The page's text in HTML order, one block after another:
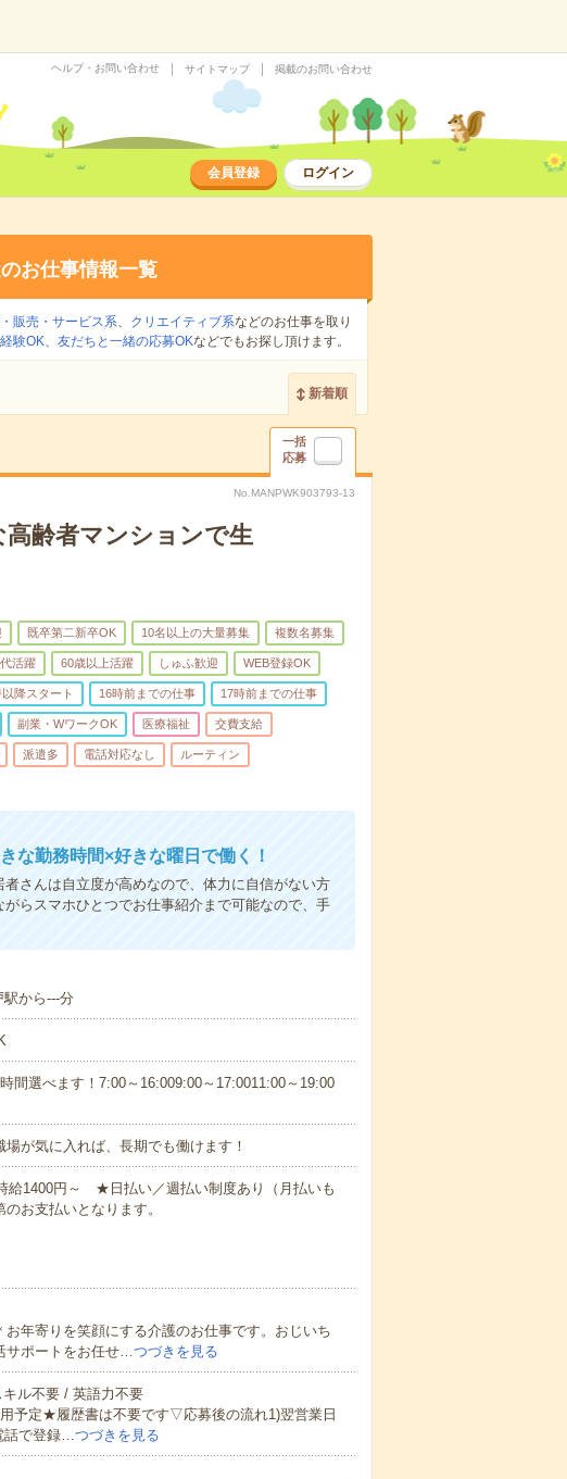
ヘルプ・お問い合わせ サイトマップ 掲載のお問い合わせ
会員登録 ログイン
お仕事情報一覧
販売・サービス系、 クリエイティブ系などのお仕事を取り
験OK、 友だちと一緒の応募OKなどでもお探し頂けます。
新着順
一括
応募
No.MANPWK903793-13
齢者マンションで生
既卒第二新卒OK 10名以上の大量募集 複数名募集
活躍 60歳以上活躍 しゅふ歓迎 WEB登録OK
降スタート 16時前までの仕事 17時前までの仕事
副業・WワークOK 医療福祉 交費支給
派遣多 電話対応なし ルーティン
な勤務時間×好きな曜日で働く！
さんは自立度が高めなので、体力に自信がない方
らスマホひとつでお仕事紹介まで可能なので、手
から---分
選べます！7:00～16:009:00～17:0011:00～19:00
気に入れば、長期でも働けます！
給1400円～ ★日払い／週払い制度あり（月払いも
お支払いとなります。
年寄りを笑顔にする介護のお仕事です。おじいち
サポートをお任せ…つづきを見る
ル不要 / 英語力不要
予定★履歴書は不要です▽応募後の流れ1)翌営業日
話で登録…つづきを見る